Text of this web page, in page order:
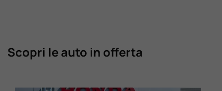
Scopri le auto in offerta